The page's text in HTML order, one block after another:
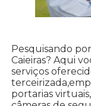
Pesquisando
Caieiras? Aqui
serviços
portarias